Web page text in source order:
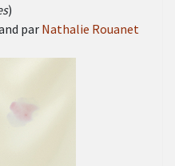
)
par Nathalie Rouanet